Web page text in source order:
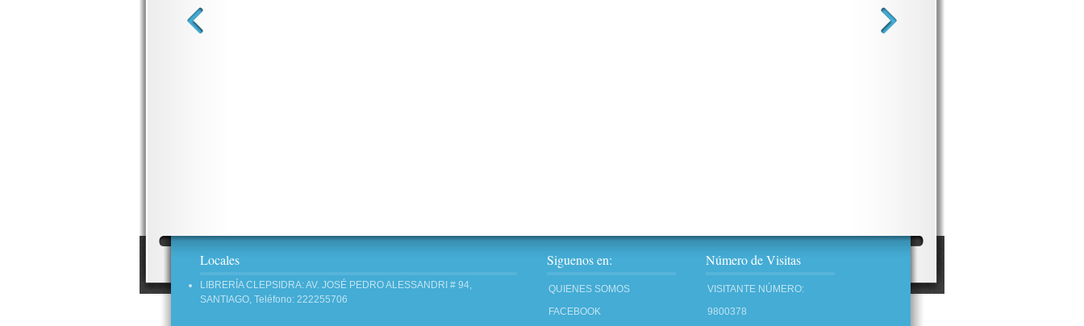
Locales
LIBRERÍA CLEPSIDRA: AV. JOSÉ PEDRO ALESSANDRI # 94,
SANTIAGO, Teléfono: 222255706
Siguenos en:
QUIENES SOMOS
FACEBOOK
Número de Visitas
VISITANTE NÚMERO:
9800378